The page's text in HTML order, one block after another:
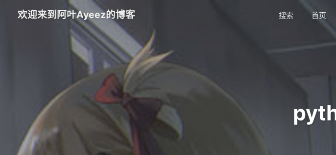
欢迎来到阿叶Ayeez的博客 搜索 首页